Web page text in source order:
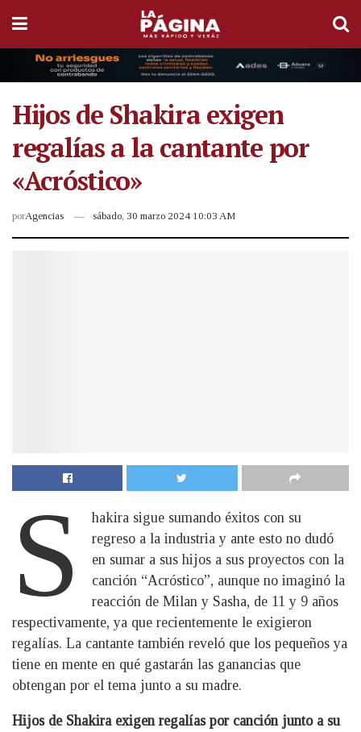
Hijos de Shakira exigen
regalías a la cantante por
«Acróstico»
porAgencias sábado, 30 marzo 2024 10:03 AM
S
hakira sigue sumando éxitos con su
regreso a la industria y ante esto no dudó
en sumar a sus hijos a sus proyectos con la
canción “Acróstico”, aunque no imaginó la
reacción de Milan y Sasha, de 11 y 9 años
respectivamente, ya que recientemente le exigieron
regalías. La cantante también reveló que los pequeños ya
tiene en mente en qué gastarán las ganancias que
obtengan por el tema junto a su madre.
Hijos de Shakira exigen regalías por canción junto a su